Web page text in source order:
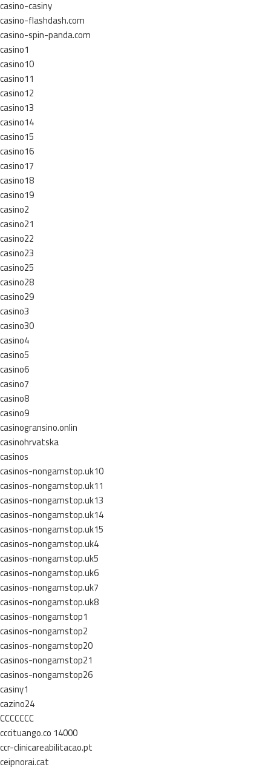
casino-casiny
casino-flashdash.com
casino-spin-panda.com
casino1
casino10
casino11
casino12
casino13
casino14
casino15
casino16
casino17
casino18
casino19
casino2
casino21
casino22
casino23
casino25
casino28
casino29
casino3
casino30
casino4
casino5
casino6
casino7
casino8
casino9
casinogransino.onlin
casinohrvatska
casinos
casinos-nongamstop.uk10
casinos-nongamstop.uk11
casinos-nongamstop.uk13
casinos-nongamstop.uk14
casinos-nongamstop.uk15
casinos-nongamstop.uk4
casinos-nongamstop.uk5
casinos-nongamstop.uk6
casinos-nongamstop.uk7
casinos-nongamstop.uk8
casinos-nongamstop1
casinos-nongamstop2
casinos-nongamstop20
casinos-nongamstop21
casinos-nongamstop26
casiny1
cazino24
CCCCCCC
cccituango.co 14000
ccr-clinicareabilitacao.pt
ceipnorai.cat